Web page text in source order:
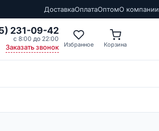
ДоставкаОплатаОптомО компании
231-09-42
с 8:00 до 22:00
Заказать звонок Избранное Корзина